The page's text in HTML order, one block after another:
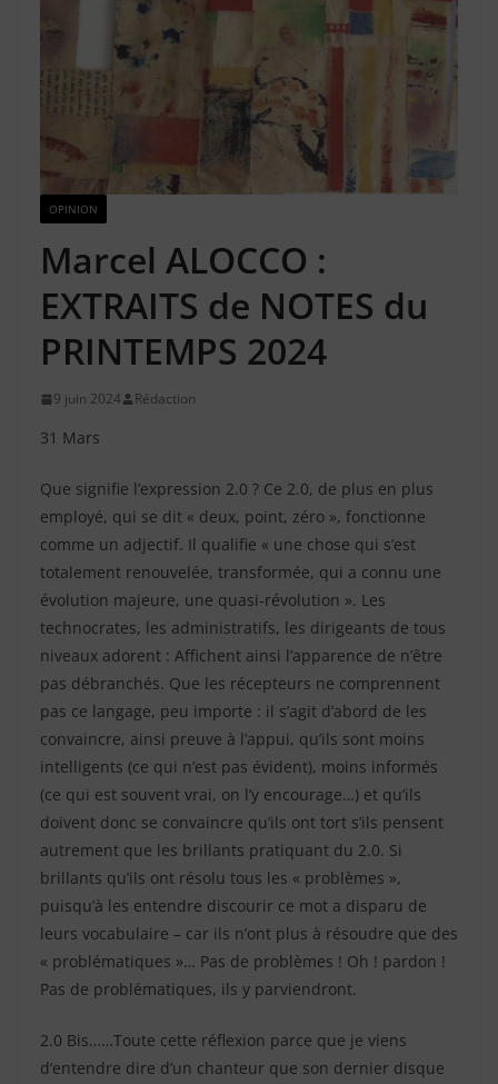
OPINION
Marcel ALOCCO :
EXTRAITS de NOTES du
PRINTEMPS 2024
9 juin 2024 Rédaction
31 Mars
Que signifie l’expression 2.0 ? Ce 2.0, de plus en plus
employé, qui se dit « deux, point, zéro », fonctionne
comme un adjectif. Il qualifie « une chose qui s’est
totalement renouvelée, transformée, qui a connu une
évolution majeure, une quasi-révolution ». Les
technocrates, les administratifs, les dirigeants de tous
niveaux adorent : Affichent ainsi l’apparence de n’être
pas débranchés. Que les récepteurs ne comprennent
pas ce langage, peu importe : il s’agit d’abord de les
convaincre, ainsi preuve à l’appui, qu’ils sont moins
intelligents (ce qui n’est pas évident), moins informés
(ce qui est souvent vrai, on l’y encourage…) et qu’ils
doivent donc se convaincre qu’ils ont tort s’ils pensent
autrement que les brillants pratiquant du 2.0. Si
brillants qu’ils ont résolu tous les « problèmes »,
puisqu’à les entendre discourir ce mot a disparu de
leurs vocabulaire – car ils n’ont plus à résoudre que des
« problématiques »… Pas de problèmes ! Oh ! pardon !
Pas de problématiques, ils y parviendront.
2.0 Bis……Toute cette réflexion parce que je viens
d’entendre dire d’un chanteur que son dernier disque